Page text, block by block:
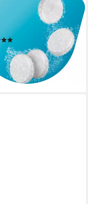
Entkalker (8-St.
geeignet
Tassimo Baureihen)
€ UVP19,99 €
1 Stk)
- in 1-2 Werktagen bei dir